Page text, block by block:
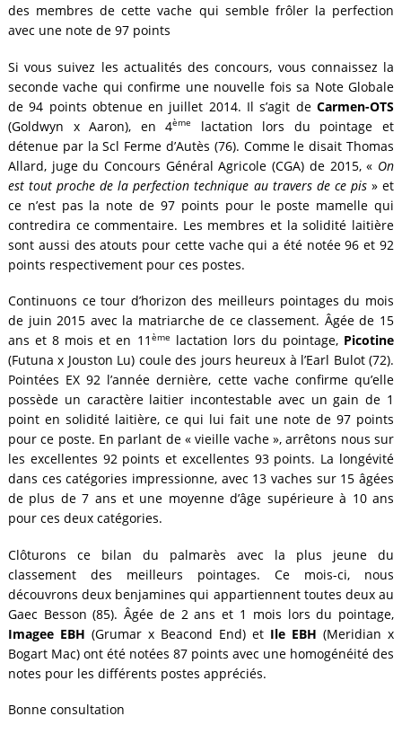
des membres de cette vache qui semble frôler la perfection
avec une note de 97 points
Si vous suivez les actualités des concours, vous connaissez la
seconde vache qui confirme une nouvelle fois sa Note Globale
de 94 points obtenue en juillet 2014. Il s’agit deCarmen-OTS
(Goldwyn x Aaron), en 4ème
lactation lors du pointage et
détenue par la Scl Ferme d’Autès (76). Comme le disait Thomas
Allard, juge du Concours Général Agricole (CGA) de 2015, « On
est tout proche de la perfection technique au travers de ce pis» et
ce n’est pas la note de 97 points pour le poste mamelle qui
contredira ce commentaire. Les membres et la solidité laitière
sont aussi des atouts pour cette vache qui a été notée 96 et 92
points respectivement pour ces postes.
Continuons ce tour d’horizon des meilleurs pointages du mois
de juin 2015 avec la matriarche de ce classement. Âgée de 15
ans et 8 mois et en 11 ème lactation lors du pointage, Picotine
(Futuna x Jouston Lu) coule des jours heureux à l’Earl Bulot (72).
Pointées EX 92 l’année dernière, cette vache confirme qu’elle
possède un caractère laitier incontestable avec un gain de 1
point en solidité laitière, ce qui lui fait une note de 97 points
pour ce poste. En parlant de « vieille vache », arrêtons nous sur
les excellentes 92 points et excellentes 93 points. La longévité
dans ces catégories impressionne, avec 13 vaches sur 15 âgées
de plus de 7 ans et une moyenne d’âge supérieure à 10 ans
pour ces deux catégories.
Clôturons ce bilan du palmarès avec la plus jeune du
classement des meilleurs pointages. Ce mois-ci, nous
découvrons deux benjamines qui appartiennent toutes deux au
Gaec Besson (85). Âgée de 2 ans et 1 mois lors du pointage,
Imagee EBH (Grumar x Beacond End) et Ile EBH (Meridian x
Bogart Mac) ont été notées 87 points avec une homogénéité des
notes pour les différents postes appréciés.
Bonne consultation